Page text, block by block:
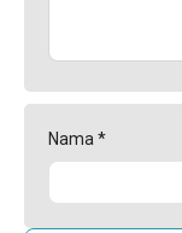
Nama *